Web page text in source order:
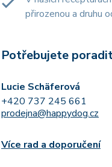
přirozenou a druhu
Potřebujete
Lucie Schäferová
+420 737 245 661
prodejna@happydog.cz
Více rad a doporučení